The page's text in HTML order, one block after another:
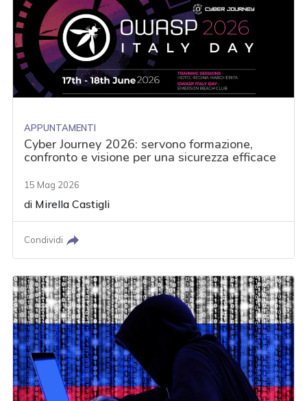
APPUNTAMENTI
Cyber Journey 2026: servono formazione,
confronto e visione per una sicurezza efficace
15 Mag 2026
di Mirella Castigli
Condividi